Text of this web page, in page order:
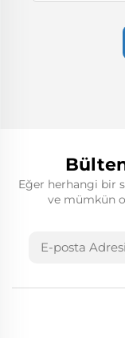
Eğer herhangi bir
ve mümkün